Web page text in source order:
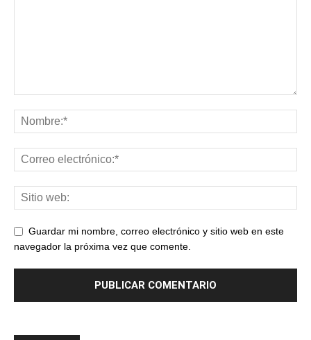
Guardar mi nombre, correo electrónico y sitio web en este
navegador la próxima vez que comente.